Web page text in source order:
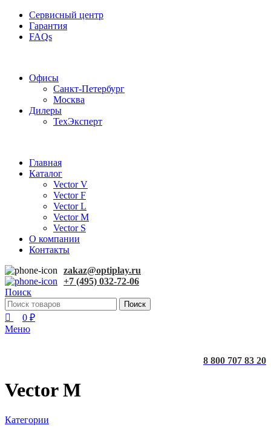
Сервисный центр
Гарантия
FAQs
Офисы
Санкт-Петербург
Москва
Дилеры
ТехЭксперт
Главная
Каталог
Vector V
Vector F
Vector L
Vector M
Vector S
О компании
Контакты
zakaz@optiplay.ru
+7 (495) 032-72-06
Поиск
Поиск
0 ₽
Меню
8 800 707 83 20
Vector M
Категории